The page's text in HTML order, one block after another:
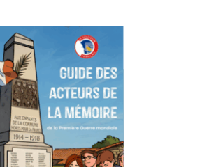
AJOUTER AU PANIER
/